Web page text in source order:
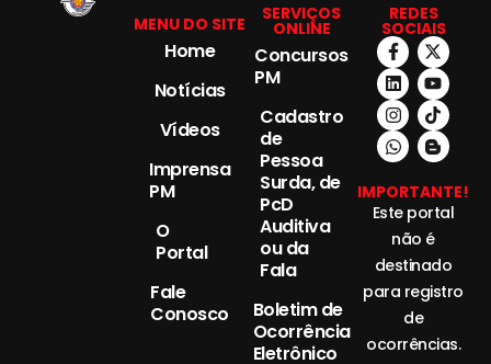
MENU DO SITE
Home
Notícias
Vídeos
Imprensa
PM
O
Portal
Fale
Conosco
SERVIÇOS
ONLINE
Concursos
PM
Cadastro
de
Pessoa
Surda, de
PcD
Auditiva
ou da
Fala
Boletim de
Ocorrência
Eletrônico
REDES
SOCIAIS
IMPORTANTE!
Este portal
não é
destinado
para registro
de
ocorrências.